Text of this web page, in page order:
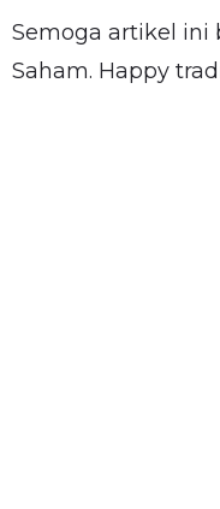
Semoga artikel ini
Saham. Happy